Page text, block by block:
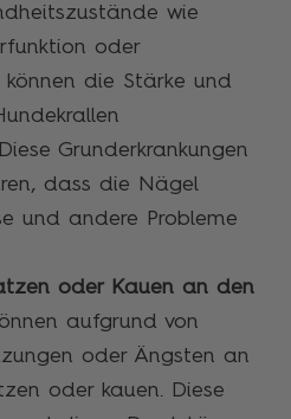
wie
oder
die Stärke und
Grunderkrankungen
dass die Nägel
und andere Probleme
oder Kauen an den
aufgrund von
oder Ängsten an
oder kauen. Diese